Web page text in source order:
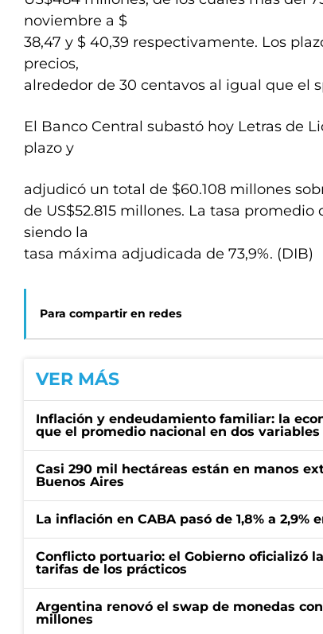
noviembre a $
38,47 y $ 40,39 respectivamente. Los
precios,
alrededor de 30 centavos al igual que el
El Banco Central subastó hoy Letras de
plazo y
adjudicó un total de $60.108 millones
de US$52.815 millones. La tasa promedio
siendo la
tasa máxima adjudicada de 73,9%. (DIB)
Para compartir en redes
VER MÁS
Inflación y endeudamiento familiar: la
que el promedio nacional en dos variables
Casi 290 mil hectáreas están en manos
Buenos Aires
La inflación en CABA pasó de 1,8% a 2,9%
Conflicto portuario: el Gobierno oficializó
tarifas de los prácticos
Argentina renovó el swap de monedas
millones